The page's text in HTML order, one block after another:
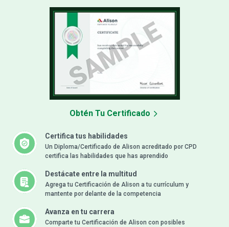
Certifica tus habilidades
Un Diploma/Certificado de Alison acreditado por CPD
certifica las habilidades que has aprendido
Destácate entre la multitud
Agrega tu Certificación de Alison a tu currículum y
mantente por delante de la competencia
Avanza en tu carrera
Comparte tu Certificación de Alison con posibles
Obtén Tu Certificado